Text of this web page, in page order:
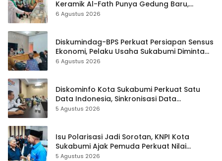
Keramik Al-Fath Punya Gedung Baru,
Hampir 500 Koleksi Dipisahkan
6 Agustus 2026
Diskumindag-BPS Perkuat Persiapan Sensus
Ekonomi, Pelaku Usaha Sukabumi Diminta
Terbuka Beri Data
6 Agustus 2026
Diskominfo Kota Sukabumi Perkuat Satu
Data Indonesia, Sinkronisasi Data
Kewilayahan Dikebut
5 Agustus 2026
Isu Polarisasi Jadi Sorotan, KNPI Kota
Sukabumi Ajak Pemuda Perkuat Nilai
Kebangsaan
5 Agustus 2026